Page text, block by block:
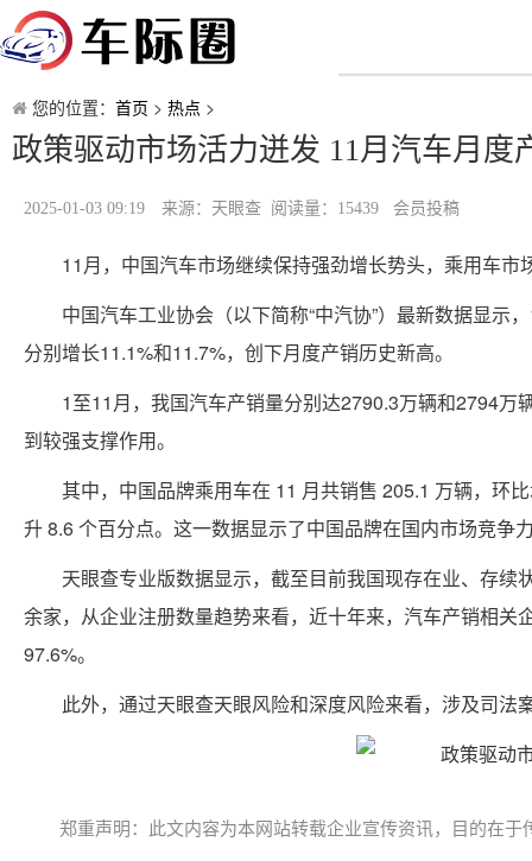
您的位置： 首页 > 热点 >
政策驱动市场活力迸发 11月汽车月度
2025-01-03 09:19 来源：天眼查 阅读量：15439 会员投稿
11月，中国汽车市场继续保持强劲增长势头，乘用车
中国汽车工业协会（以下简称“中汽协”）最新数据显
分别增长11.1%和11.7%，创下月度产销历史新高。
1至11月，我国汽车产销量分别达2790.3万辆和2794
到较强支撑作用。
其中，中国品牌乘用车在 11 月共销售 205.1 万辆，环
升 8.6 个百分点。这一数据显示了中国品牌在国内市场竞争
天眼查专业版数据显示，截至目前我国现存在业、存
余家，从企业注册数量趋势来看，近十年来，汽车产销相
97.6%。
此外，通过天眼查天眼风险和深度风险来看，涉及司
郑重声明：此文内容为本网站转载企业宣传资讯，目的在